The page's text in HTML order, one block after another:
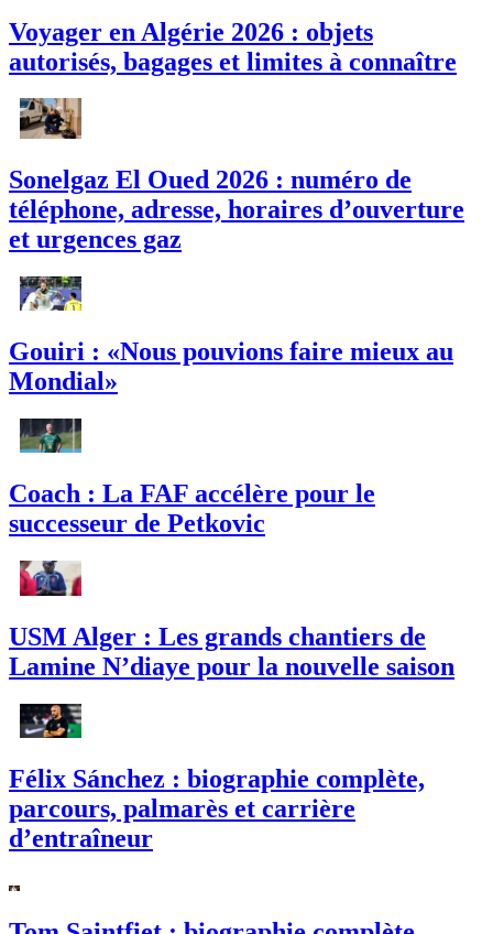
Voyager en Algérie 2026 : objets
autorisés, bagages et limites à connaître
Sonelgaz El Oued 2026 : numéro de
téléphone, adresse, horaires d’ouverture
et urgences gaz
Gouiri : «Nous pouvions faire mieux au
Mondial»
Coach : La FAF accélère pour le
successeur de Petkovic
USM Alger : Les grands chantiers de
Lamine N’diaye pour la nouvelle saison
Félix Sánchez : biographie complète,
parcours, palmarès et carrière
d’entraîneur